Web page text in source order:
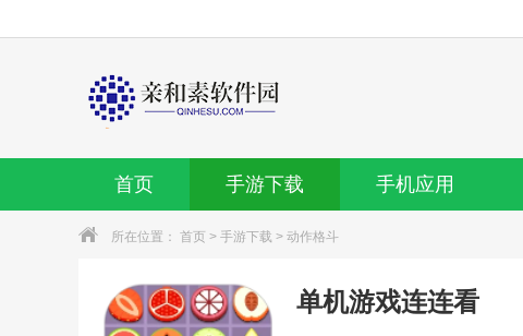
首页 手游下载 手机应用
所在位置： 首页 > 手游下载 > 动作格斗
单机游戏连连看